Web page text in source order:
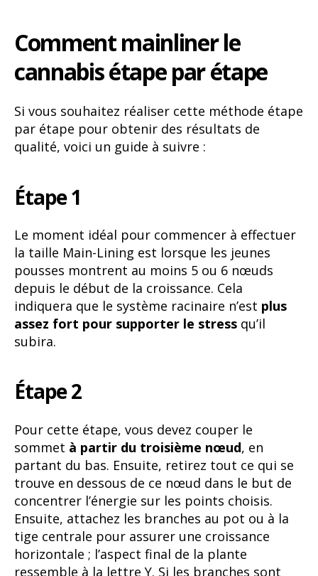
Comment mainliner le
cannabis étape par étape
Si vous souhaitez réaliser cette méthode étape
par étape pour obtenir des résultats de
qualité, voici un guide à suivre :
Étape 1
Le moment idéal pour commencer à effectuer
la taille Main-Lining est lorsque les jeunes
pousses montrent au moins 5 ou 6 nœuds
depuis le début de la croissance. Cela
indiquera que le système racinaire n’est plus
assez fort pour supporter le stress qu’il
subira.
Étape 2
Pour cette étape, vous devez couper le
sommet à partir du troisième nœud, en
partant du bas. Ensuite, retirez tout ce qui se
trouve en dessous de ce nœud dans le but de
concentrer l’énergie sur les points choisis.
Ensuite, attachez les branches au pot ou à la
tige centrale pour assurer une croissance
horizontale ; l’aspect final de la plante
ressemble à la lettre Y. Si les branches sont